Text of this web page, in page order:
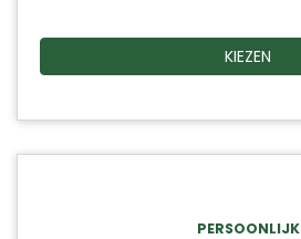
KIEZEN
PERSOONLIJK